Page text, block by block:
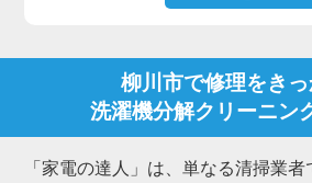
「乾燥時間が長くなった」「乾か
る」「乾燥中にエラーで止まる」
これらは内部のダクトや熱交換
柳川市で修理をき
洗濯機分解クリーニン
「家電の達人」は、単なる清掃業